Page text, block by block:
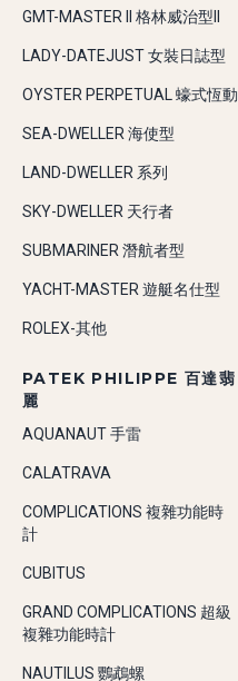
GMT-MASTER II 格林威治型II
LADY-DATEJUST 女裝日誌型
OYSTER PERPETUAL 蠔式恆動
SEA-DWELLER 海使型
LAND-DWELLER 系列
SKY-DWELLER 天行者
SUBMARINER 潛航者型
YACHT-MASTER 遊艇名仕型
ROLEX-其他
PATEK PHILIPPE 百達翡
麗
AQUANAUT 手雷
CALATRAVA
COMPLICATIONS 複雜功能時
計
CUBITUS
GRAND COMPLICATIONS 超級
複雜功能時計
NAUTILUS 鸚鵡螺